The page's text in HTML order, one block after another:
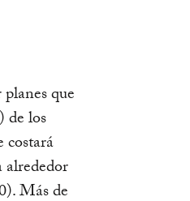
que
de los
alrededor
Más de